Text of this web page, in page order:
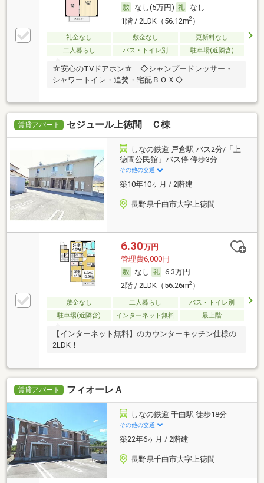
なし(5万円)
なし
1階 / 2LDK（56.12m2）
礼金なし 敷金なし
更新料なし
二人暮らし
バス・トイレ別 駐車場(近隣含)
☆安心のTVドアホン☆ ◇シャンプードレッサー・
シャワートイレ・追焚・宅配ＢＯＸ◇
賃貸アパート セジュール上徳間 Ｃ棟
しなの鉄道 戸倉駅 バス2分/「上
徳間公民館」バス停 停歩3分
その他の交通
築10年10ヶ月 / 2階建
長野県千曲市大字上徳間
6.30万円
管理費6,000円
なし
6.3万円
2階 / 2LDK（56.26m2）
敷金なし 二人暮らし
バス・トイレ別
駐車場(近隣含)
インターネット無料 最上階
【インターネット無料】のカウンターキッチン仕様の
2LDK！
賃貸アパート フィオーレＡ
しなの鉄道 千曲駅 徒歩18分
その他の交通
築22年6ヶ月 / 2階建
長野県千曲市大字上徳間